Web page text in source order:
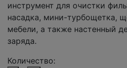
инструмент для очистки
насадка, мини-турбощетка,
мебели, а также настенный
заряда.
Количество: